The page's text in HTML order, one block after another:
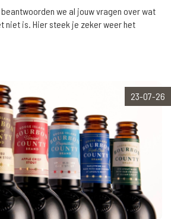
we al jouw vragen over wat
niet is. Hier steek je zeker weer het
23-07-26